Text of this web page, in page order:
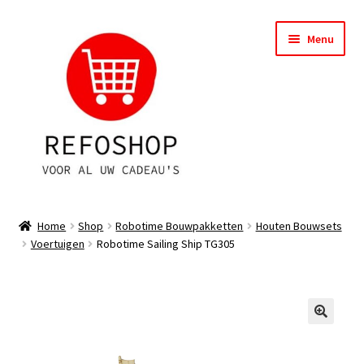
navigatie
Menu
OPRUIMING
Home Shop Robotime Bouwpakketten
Houten Bouwsets
Voertuigen
Robotime Sailing Ship TG305